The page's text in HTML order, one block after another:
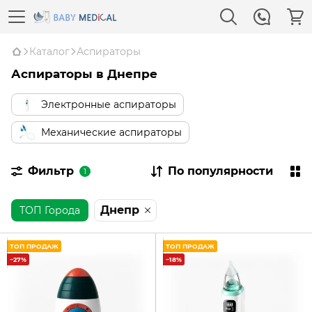
Каталог Аспираторы
Аспираторы в Днепре
Электронные аспираторы
Механические аспираторы
Фильтр 1 По популярности
ТОП Города Днепр
ТОП ПРОДАЖ
−27%
ТОП ПРОДАЖ
−18%